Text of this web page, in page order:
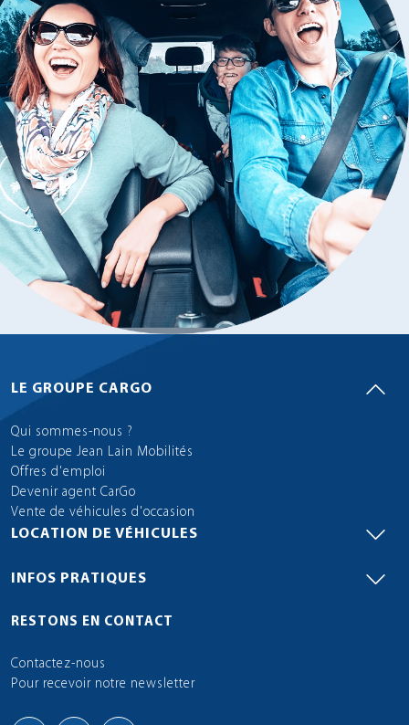
LE GROUPE CARGO
Qui sommes-nous ?
Le groupe Jean Lain Mobilités
Offres d'emploi
Devenir agent CarGo
Vente de véhicules d'occasion
LOCATION DE VÉHICULES
INFOS PRATIQUES
RESTONS EN CONTACT
Contactez-nous
Pour recevoir notre newsletter